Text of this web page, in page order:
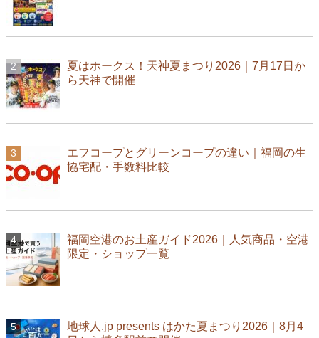
夏はホークス！天神夏まつり2026｜7月17日か
ら天神で開催
エフコープとグリーンコープの違い｜福岡の生
協宅配・手数料比較
福岡空港のお土産ガイド2026｜人気商品・空港
限定・ショップ一覧
地球人.jp presents はかた夏まつり2026｜8月4